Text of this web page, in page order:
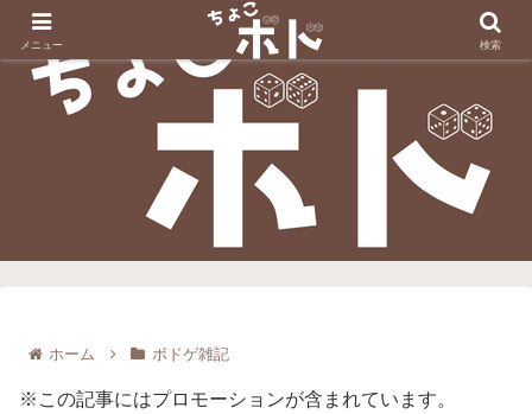
ホーム ボドゲ雑記
※この記事にはプロモーションが含まれています。
メニュー 検索